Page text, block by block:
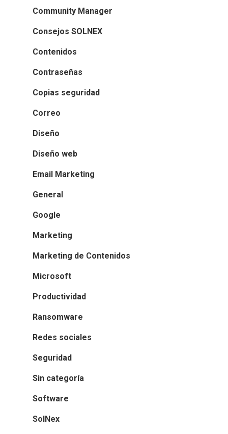
Community Manager
Consejos SOLNEX
Contenidos
Contraseñas
Copias seguridad
Correo
Diseño
Diseño web
Email Marketing
General
Google
Marketing
Marketing de Contenidos
Microsoft
Productividad
Ransomware
Redes sociales
Seguridad
Sin categoría
Software
SolNex